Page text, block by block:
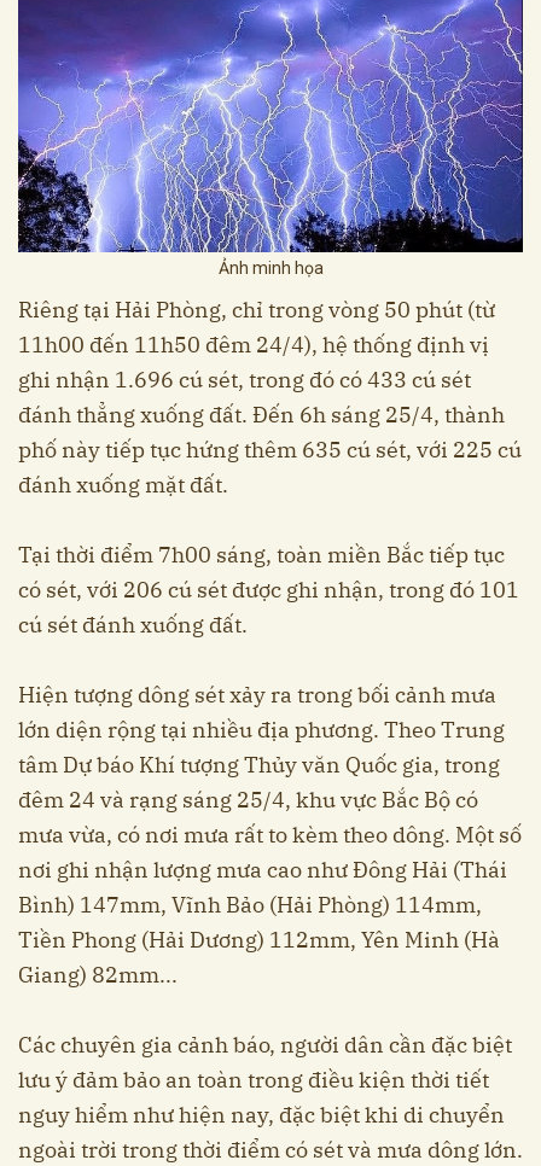
Ảnh minh họa
Riêng tại Hải Phòng, chỉ trong vòng 50 phút (từ
11h00 đến 11h50 đêm 24/4), hệ thống định vị
ghi nhận 1.696 cú sét, trong đó có 433 cú sét
đánh thẳng xuống đất. Đến 6h sáng 25/4, thành
phố này tiếp tục hứng thêm 635 cú sét, với 225 cú
đánh xuống mặt đất.
Tại thời điểm 7h00 sáng, toàn miền Bắc tiếp tục
có sét, với 206 cú sét được ghi nhận, trong đó 101
cú sét đánh xuống đất.
Hiện tượng dông sét xảy ra trong bối cảnh mưa
lớn diện rộng tại nhiều địa phương. Theo Trung
tâm Dự báo Khí tượng Thủy văn Quốc gia, trong
đêm 24 và rạng sáng 25/4, khu vực Bắc Bộ có
mưa vừa, có nơi mưa rất to kèm theo dông. Một số
nơi ghi nhận lượng mưa cao như Đông Hải (Thái
Bình) 147mm, Vĩnh Bảo (Hải Phòng) 114mm,
Tiền Phong (Hải Dương) 112mm, Yên Minh (Hà
Giang) 82mm...
Các chuyên gia cảnh báo, người dân cần đặc biệt
lưu ý đảm bảo an toàn trong điều kiện thời tiết
nguy hiểm như hiện nay, đặc biệt khi di chuyển
ngoài trời trong thời điểm có sét và mưa dông lớn.